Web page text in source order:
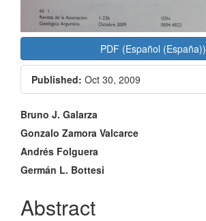
PDF (Español (España))
Published: Oct 30, 2009
Main
Article
Content
Bruno J. Galarza
Gonzalo Zamora Valcarce
Andrés Folguera
Germán L. Bottesi
Abstract